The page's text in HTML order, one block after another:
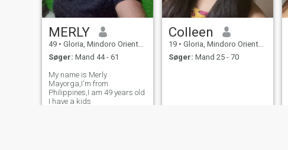
MERLY
49 • Gloria, Mindoro Oriental, Filippinerne
Søger: Mand 44 - 61
My name is Merly
Mayorga,I'm from
Philippines,I am 49 years old
I have a kids
Colleen
19 • Gloria, Mindoro Oriental, Filippinerne
Søger: Mand 25 - 70